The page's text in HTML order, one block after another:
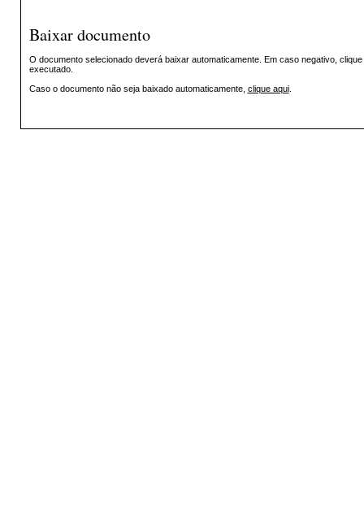
Baixar documento
O documento selecionado deverá baixar automaticamente. Em caso negativo,
executado.
Caso o documento não seja baixado automaticamente, clique aqui.